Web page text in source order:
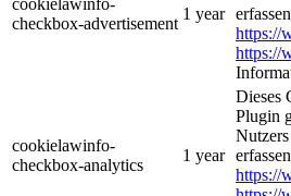
cookielawinfo-
checkbox-advertisement
1 year
https://
https://
cookielawinfo-
checkbox-analytics
1 year
Dieses
Plugin
https://